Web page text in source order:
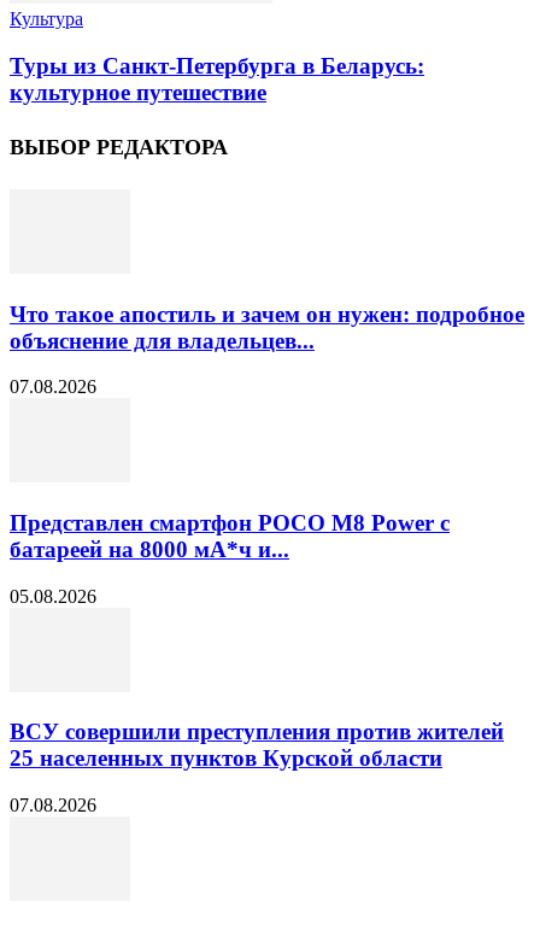
Культура
Туры из Санкт-Петербурга в Беларусь:
культурное путешествие
ВЫБОР РЕДАКТОРА
Что такое апостиль и зачем он нужен: подробное
объяснение для владельцев...
07.08.2026
Представлен смартфон POCO M8 Power с
батареей на 8000 мА*ч и...
05.08.2026
ВСУ совершили преступления против жителей
25 населенных пунктов Курской области
07.08.2026